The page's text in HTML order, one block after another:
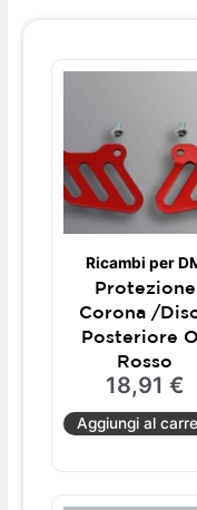
Ricambi per
Protezione
Corona /
Posteriore
Rosso
18,91 €
Aggiungi al